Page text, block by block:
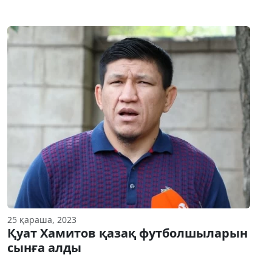
25 қараша, 2023
Қуат Хамитов қазақ футболшыларын
сынға алды